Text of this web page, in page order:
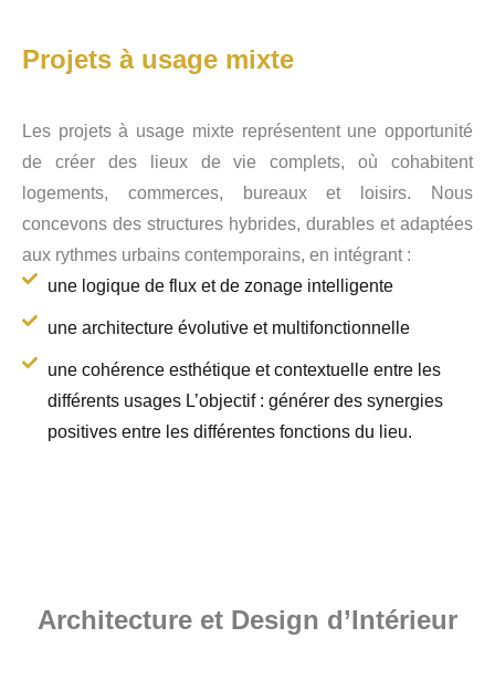
Projets à usage mixte
Les projets à usage mixte représentent une opportunité
de créer des lieux de vie complets, où cohabitent
logements, commerces, bureaux et loisirs. Nous
concevons des structures hybrides, durables et adaptées
aux rythmes urbains contemporains, en intégrant :
une logique de flux et de zonage intelligente
une architecture évolutive et multifonctionnelle
une cohérence esthétique et contextuelle entre les
différents usages L’objectif : générer des synergies
positives entre les différentes fonctions du lieu.
Architecture et Design d’Intérieur